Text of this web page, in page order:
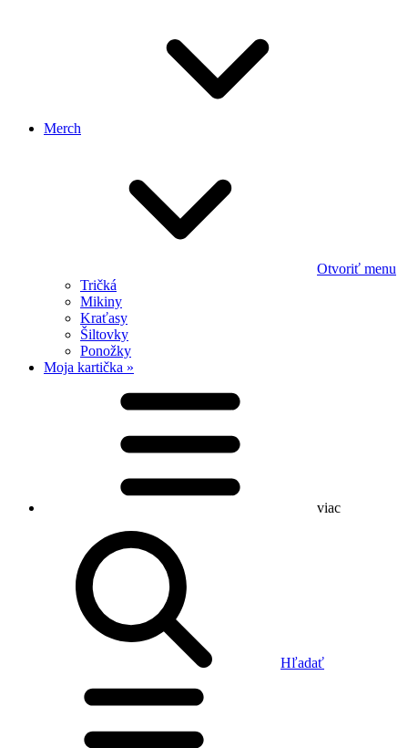
Merch
Otvoriť menu
Tričká
Mikiny
Kraťasy
Šiltovky
Ponožky
Moja kartička »
viac
Hľadať